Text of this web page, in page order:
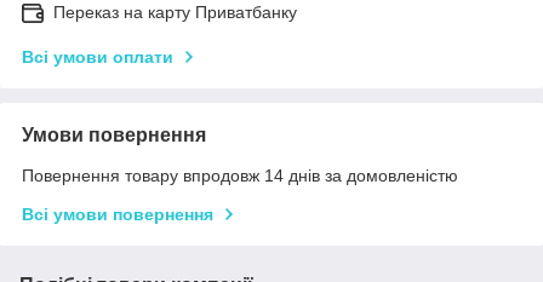
Переказ на карту Приватбанку
Всі умови оплати
Умови повернення
Повернення товару впродовж 14 днів за домовленістю
Всі умови повернення